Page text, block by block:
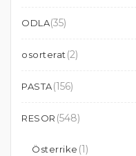
ODLA(35)
osorterat (2)
PASTA(156)
RESOR (548)
Österrike (1)